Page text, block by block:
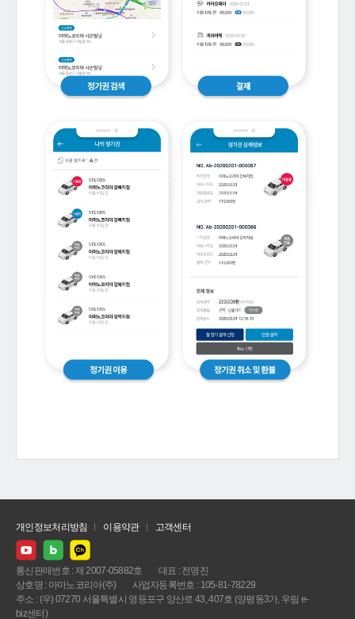
개인정보처리방침 이용약관 고객센터
통신판매번호 : 제 2007-05882호
대표 : 전명진
상호명 : 아마노코리아(주)
사업자등록번호 : 105-81-78229
주소 : (우) 07270 서울특별시 영등포구 양산로 43, 407호 (양평동3가, 우림 e-
biz센터)